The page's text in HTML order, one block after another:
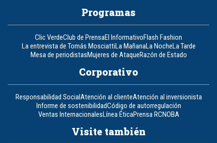
Programas
Clic VerdeClub de PrensaEl InformativoFlash Fashion
La entrevista de Tomás MosciattiLa MañanaLa NocheLa Tarde
Mesa de periodistasMujeres de AtaqueRazón de Estado
Corporativo
Responsabilidad SocialAtención al clienteAtención al inversionista
Informe de sostenibilidadCódigo de autorregulación
Ventas InternacionalesLínea ÉticaPrensa RCNOBA
Visite también